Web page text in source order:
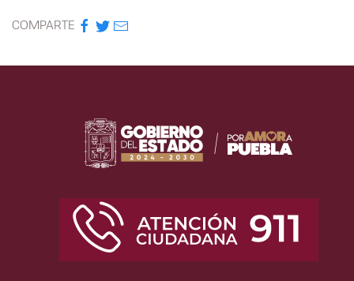
COMPARTE